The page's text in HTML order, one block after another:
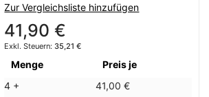
Zur Vergleichsliste hinzufügen
41,90 €
35,21 €
Menge
Preis je
4 +
41,00 €